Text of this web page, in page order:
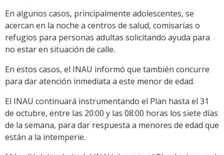
En algunos casos, principalmente adolescentes, se
acercan en la noche a centros de salud, comisarías o
refugios para personas adultas solicitando ayuda para
no estar en situación de calle.
En estos casos, el INAU informó que también concurre
para dar atención inmediata a este menor de edad.
El INAU continuará instrumentando el Plan hasta el 31
de octubre, entre las 20:00 y las 08:00 horas los siete días
de la semana, para dar respuesta a menores de edad que
están a la intemperie.